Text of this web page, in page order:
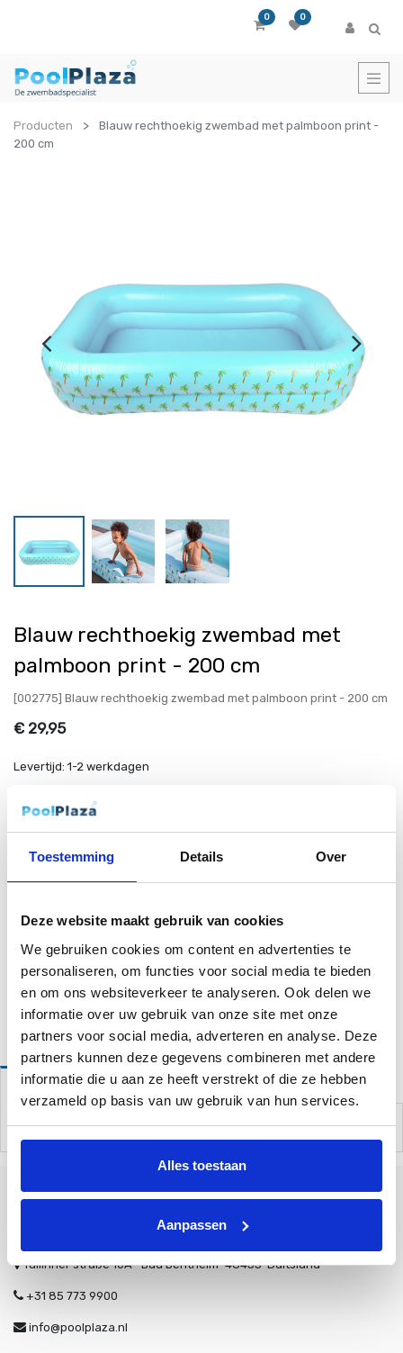
Toestemming Details Over
Deze website maakt gebruik van cookies
We gebruiken cookies om content en advertenties te
personaliseren, om functies voor social media te bieden
en om ons websiteverkeer te analyseren. Ook delen we
informatie over uw gebruik van onze site met onze
partners voor social media, adverteren en analyse. Deze
partners kunnen deze gegevens combineren met andere
informatie die u aan ze heeft verstrekt of die ze hebben
verzameld op basis van uw gebruik van hun services.
Alles toestaan
Aanpassen
0 0
Producten
Blauw rechthoekig zwembad met palmboon print -
200 cm
Blauw rechthoekig zwembad met
palmboon print - 200 cm
[002775] Blauw rechthoekig zwembad met palmboon print - 200 cm
€ 29,95
Levertijd: 1-2 werkdagen
Houd me op de hoogte
Tijdelijk geen voorraad
Omschrijving
Tallinner straße 10A Bad Bentheim 48455 Duitsland
+31 85 773 9900
info@poolplaza.nl